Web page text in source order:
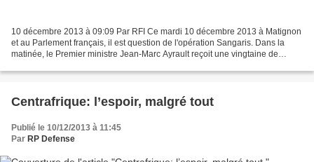
10 décembre 2013 à 09:09 Par RFI Ce mardi 10 décembre 2013 à Matignon
et au Parlement français, il est question de l'opération Sangaris. Dans la
matinée, le Premier ministre Jean-Marc Ayrault reçoit une vingtaine de
Centrafrique: l’espoir, malgré tout
Publié le 10/12/2013 à 11:45
Par RP Defense